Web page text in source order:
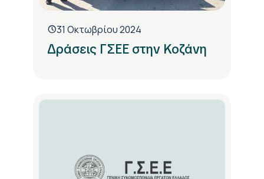
31 Οκτωβρίου 2024
Δράσεις ΓΣΕΕ στην Κοζάνη